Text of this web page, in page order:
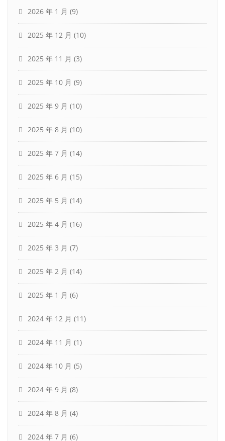
2026 年 1 月 (9)
2025 年 12 月 (10)
2025 年 11 月 (3)
2025 年 10 月 (9)
2025 年 9 月 (10)
2025 年 8 月 (10)
2025 年 7 月 (14)
2025 年 6 月 (15)
2025 年 5 月 (14)
2025 年 4 月 (16)
2025 年 3 月 (7)
2025 年 2 月 (14)
2025 年 1 月 (6)
2024 年 12 月 (11)
2024 年 11 月 (1)
2024 年 10 月 (5)
2024 年 9 月 (8)
2024 年 8 月 (4)
2024 年 7 月 (6)